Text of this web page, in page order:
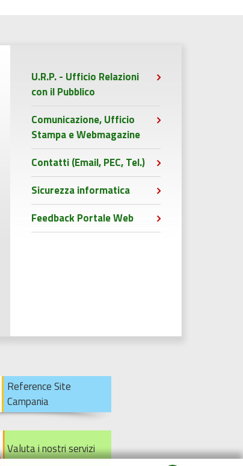
U.R.P. - Ufficio Relazioni
con il Pubblico
Comunicazione, Ufficio
Stampa e Webmagazine
Contatti (Email, PEC, Tel.)
Sicurezza informatica
Feedback Portale Web
Reference Site
Campania
Valuta i nostri servizi